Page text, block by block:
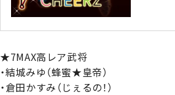
★7MAX高レア武将
・結城みゆ（蜂蜜★皇帝）
・倉田かすみ（じぇるの！）